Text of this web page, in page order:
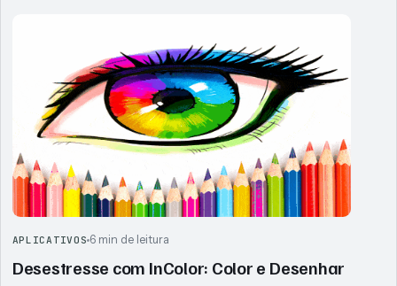
APLICATIVOS 6 min de leitura
Desestresse com InColor: Color e Desenhar